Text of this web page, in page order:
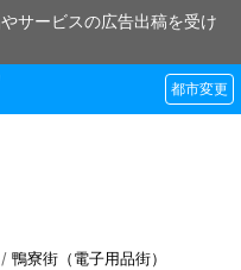
サービスの広告出稿を受け
都市変更
/ 鴨寮街（電子用品街）